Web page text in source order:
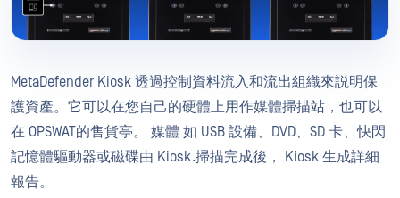
MetaDefender Kiosk 透過控制資料流入和流出組織來説明保
護資產。它可以在您自己的硬體上用作媒體掃描站，也可以
在 OPSWAT的售貨亭。 媒體 如 USB 設備、DVD、SD 卡、快閃
記憶體驅動器或磁碟由 Kiosk.掃描完成後， Kiosk 生成詳細
報告。